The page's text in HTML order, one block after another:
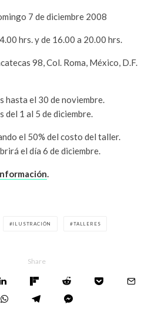
7 de diciembre 2008
hrs. y de 16.00 a 20.00 hrs.
98, Col. Roma, México, D.F.
hasta el 30 de noviembre.
del 1 al 5 de diciembre.
el 50% del costo del taller.
el día 6 de diciembre.
.
ILUSTRACIÓN TALLERES
Share